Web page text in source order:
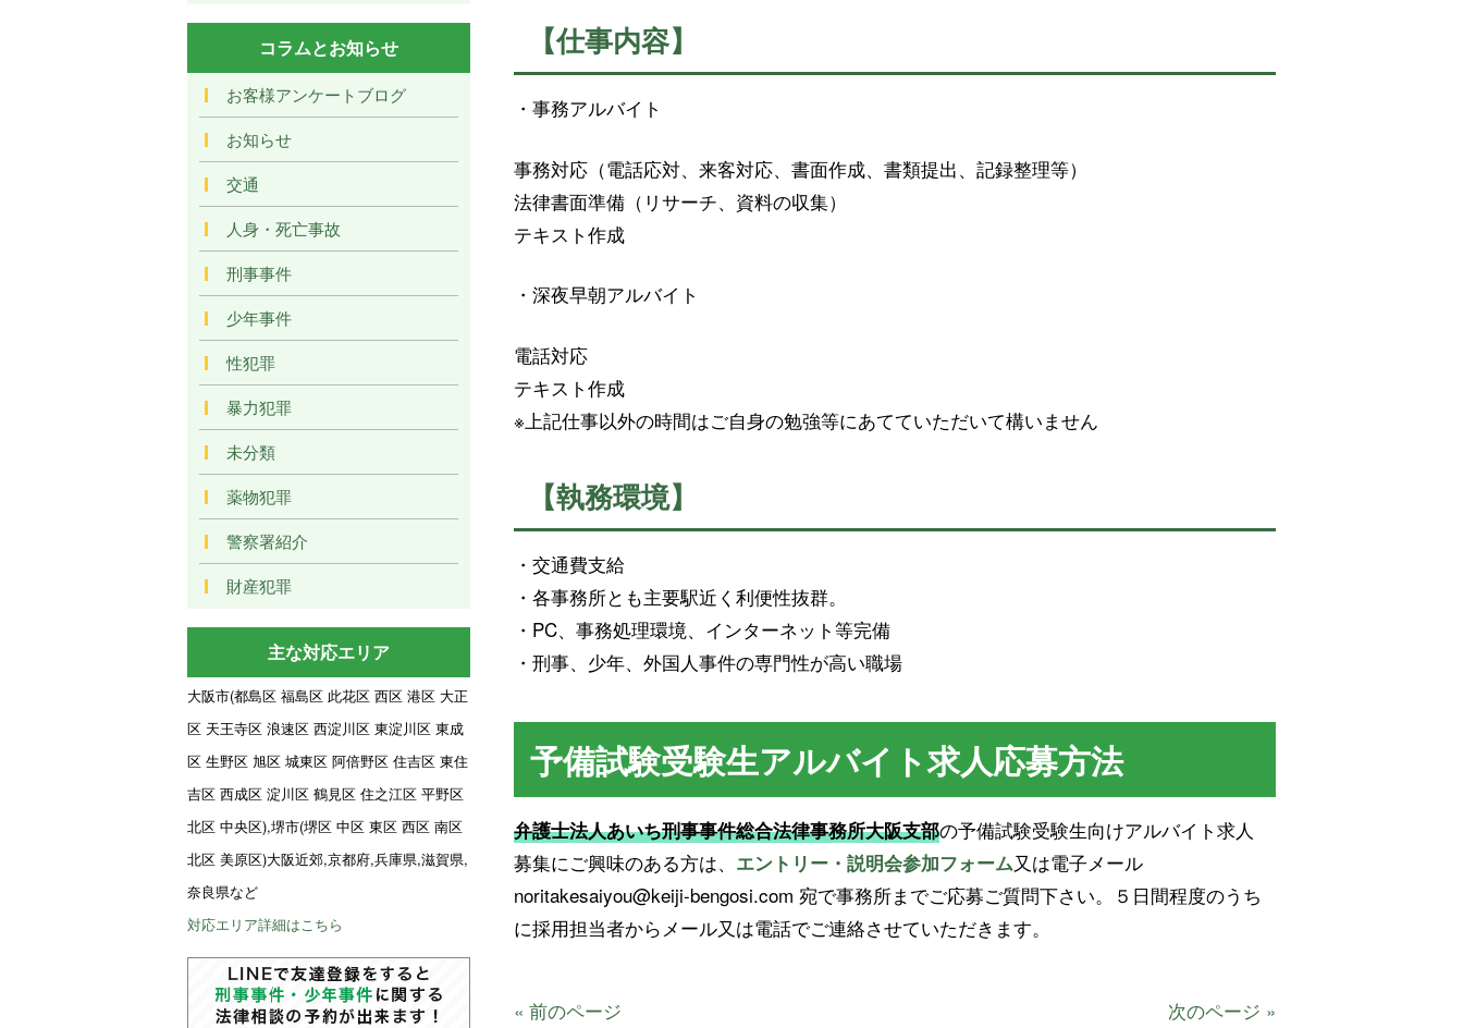
【仕事内容】
・事務アルバイト
事務対応（電話応対、来客対応、書面作成、書類提出、記録整理等）
法律書面準備（リサーチ、資料の収集）
テキスト作成
・深夜早朝アルバイト
電話対応
テキスト作成
※上記仕事以外の時間はご自身の勉強等にあてていただいて構いません
【執務環境】
・交通費支給
・各事務所とも主要駅近く利便性抜群。
・PC、事務処理環境、インターネット等完備
・刑事、少年、外国人事件の専門性が高い職場
予備試験受験生アルバイト求人応募方法
弁護士法人あいち刑事事件総合法律事務所大阪支部の予備試験受験生向けアルバイト求人
募集にご興味のある方は、 エントリー・説明会参加フォーム又は電子メール
noritakesaiyou@keiji-bengosi.com 宛で事務所までご応募ご質問下さい。５日間程度のうち
に採用担当者からメール又は電話でご連絡させていただきます。
« 前のページ 次のページ »
コラムとお知らせ
お客様アンケートブログ
お知らせ
交通
人身・死亡事故
刑事事件
少年事件
性犯罪
暴力犯罪
未分類
薬物犯罪
警察署紹介
財産犯罪
主な対応エリア
大阪市(都島区 福島区 此花区 西区 港区 大正
区 天王寺区 浪速区 西淀川区 東淀川区 東成
区 生野区 旭区 城東区 阿倍野区 住吉区 東住
吉区 西成区 淀川区 鶴見区 住之江区 平野区
北区 中央区),堺市(堺区 中区 東区 西区 南区
北区 美原区)大阪近郊,京都府,兵庫県,滋賀県,
奈良県など
対応エリア詳細はこちら